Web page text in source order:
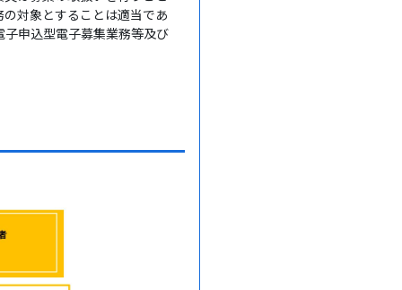
対象とすることは適当であ
申込型電子募集業務等及び